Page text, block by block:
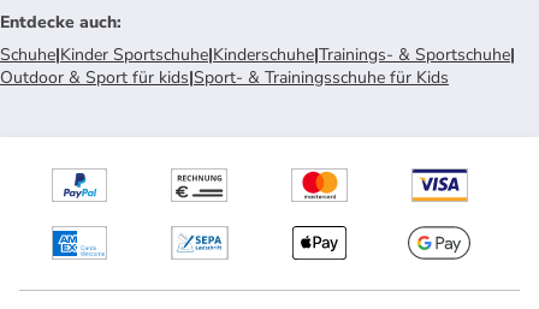
Entdecke auch:
Schuhe|Kinder Sportschuhe|Kinderschuhe|Trainings- & Sportschuhe|
Outdoor & Sport für kids|Sport- & Trainingsschuhe für Kids